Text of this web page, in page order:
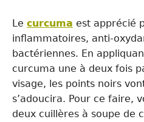
Le curcuma est apprécié
inflammatoires, anti-
bactériennes. En
curcuma une à deux fois
visage, les points noirs
s’adoucira. Pour ce faire,
deux cuillères à soupe de